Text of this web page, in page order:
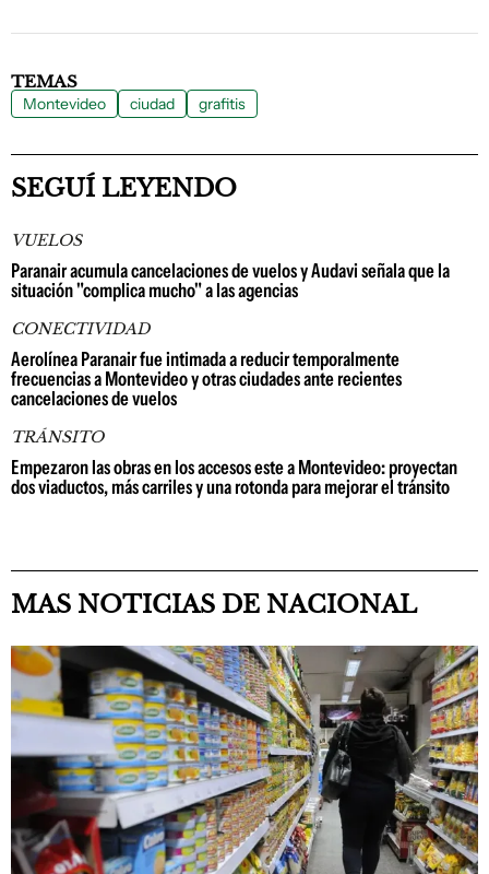
TEMAS
Montevideo ciudad grafitis
SEGUÍ LEYENDO
VUELOS
Paranair acumula cancelaciones de vuelos y Audavi señala que la
situación "complica mucho" a las agencias
CONECTIVIDAD
Aerolínea Paranair fue intimada a reducir temporalmente
frecuencias a Montevideo y otras ciudades ante recientes
cancelaciones de vuelos
TRÁNSITO
Empezaron las obras en los accesos este a Montevideo: proyectan
dos viaductos, más carriles y una rotonda para mejorar el tránsito
MAS NOTICIAS DE NACIONAL